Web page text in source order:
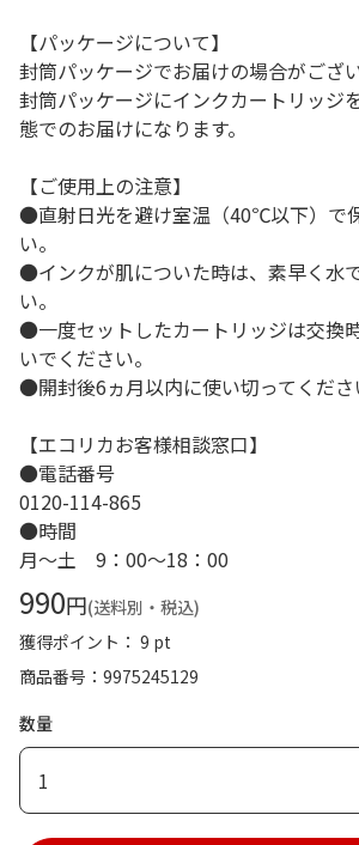
【パッケージについて】
封筒パッケージでお届けの場合がござい
封筒パッケージにインクカートリッジ
態でのお届けになります。
【ご使用上の注意】
●直射日光を避け室温（40℃以下）で
い。
●インクが肌についた時は、素早く水
い。
●一度セットしたカートリッジは交換
いでください。
●開封後6ヵ月以内に使い切ってくださ
【エコリカお客様相談窓口】
●電話番号
0120-114-865
●時間
月～土 9：00～18：00
990円(送料別・税込)
獲得ポイント： 9 pt
商品番号
9975245129
数量
1